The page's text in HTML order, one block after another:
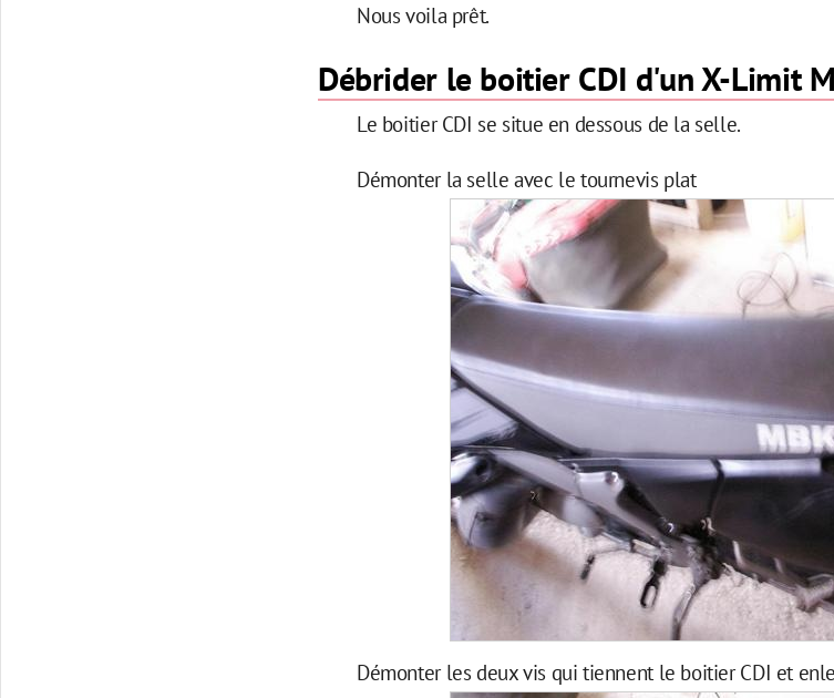
Nous voila prêt.
Débrider le boitier CDI d'un X-Limit
Le boitier CDI se situe en dessous de la selle.
Démonter la selle avec le tournevis plat
Démonter les deux vis qui tiennent le boitier CDI et